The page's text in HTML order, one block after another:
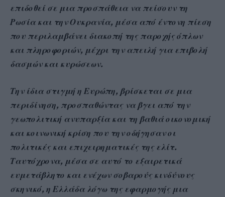
επιδοθεί σε μια προσπάθεια να πείσουν τη
Ρωσία και την Ουκρανία, μέσα από έντονη πίεση
που περιλαμβάνει διακοπή της παροχής όπλων
και πληροφοριών, μέχρι την απειλή για επιβολή
δασμών και κυρώσεων.
Την ίδια στιγμή η Ευρώπη, βρίσκεται σε μια
περιδίνηση, προσπαθώντας να βγει από την
γεωπολιτική ανυπαρξία και τη βαθιά οικονομική
και κοινωνική κρίση που την οδήγησαν οι
πολιτικές και επιχειρηματικές της ελίτ.
Ταυτόχρονα, μέσα σε αυτό το εξαιρετικά
ευμετάβλητο και ενέχων σοβαρούς κινδύνους
σκηνικό, η Ελλάδα λόγω της εφαρμογής μια